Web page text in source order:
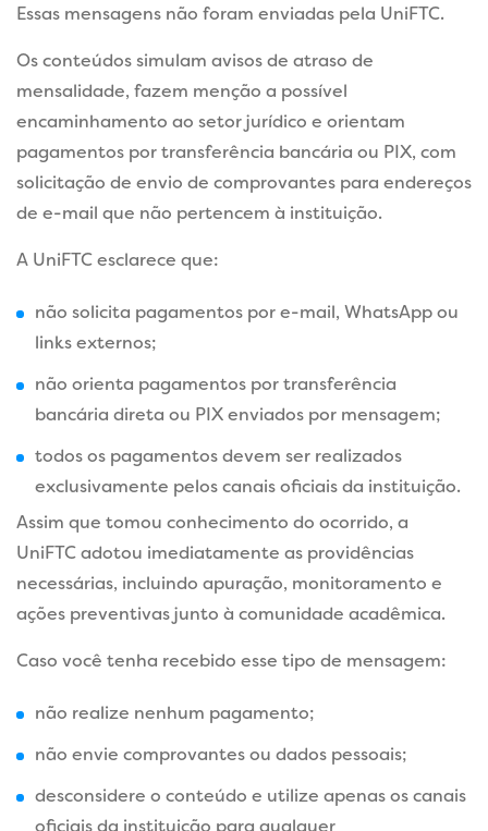
Essas mensagens não foram enviadas pela UniFTC.
Os conteúdos simulam avisos de atraso de
mensalidade, fazem menção a possível
encaminhamento ao setor jurídico e orientam
pagamentos por transferência bancária ou PIX, com
solicitação de envio de comprovantes para endereços
de e-mail que não pertencem à instituição.
A UniFTC esclarece que:
não solicita pagamentos por e-mail, WhatsApp ou
links externos;
não orienta pagamentos por transferência
bancária direta ou PIX enviados por mensagem;
todos os pagamentos devem ser realizados
exclusivamente pelos canais oficiais da instituição.
Assim que tomou conhecimento do ocorrido, a
UniFTC adotou imediatamente as providências
necessárias, incluindo apuração, monitoramento e
ações preventivas junto à comunidade acadêmica.
Caso você tenha recebido esse tipo de mensagem:
não realize nenhum pagamento;
não envie comprovantes ou dados pessoais;
desconsidere o conteúdo e utilize apenas os canais
oficiais da instituição para qualquer